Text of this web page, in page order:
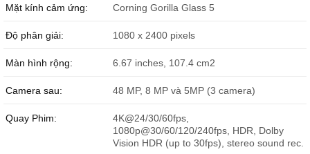
Xiaomi Poco F3 đang sẵn hàng số lượng bao la bát ngát cho quý
Xiaomi Poco F3 giá bao nhiêu?
Bảng giá Xiaomi Poco F3 mới nhất
Dung lượng
Giá bán
Xiaomi Poco F3 256GB
8.499.000 đ
Mặt kính cảm ứng: Corning Gorilla Glass 5
Độ phân giải: 1080 x 2400 pixels
Màn hình rộng: 6.67 inches, 107.4 cm2
Camera sau: 48 MP, 8 MP và 5MP (3 camera)
Quay Phim:
4K@24/30/60fps,
1080p@30/60/120/240fps, HDR, Dolby
Vision HDR (up to 30fps), stereo sound rec.